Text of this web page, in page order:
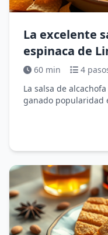
La excelente
espinaca de
60 min
4
La salsa de
ganado popularidad